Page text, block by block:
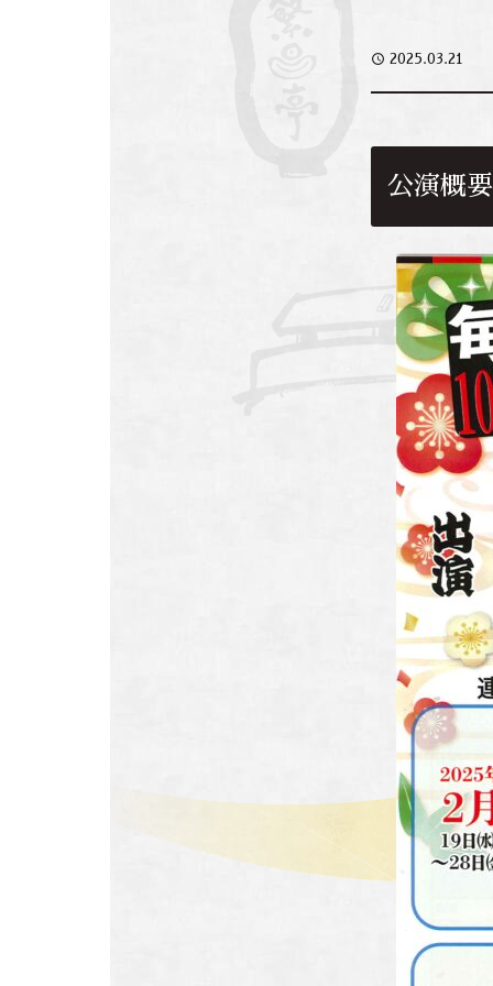
access_time 2025.03.21
公演概要